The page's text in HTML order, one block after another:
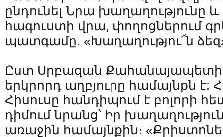
ընդունել Նրա խաղաղությունը
հագուստի վրա, փողոցներում
պատգամը. «Խաղաղությու՜ն
Ըստ Սրբազան
երկրորդ աղբյուրը համայնքն է:
Հիսուսը հանդիպում է բոլորի
դիմում նրանց՝ Իր
առաջին համայնքին։